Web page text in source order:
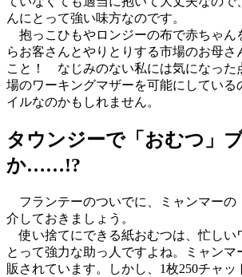
んにとって強い味方なのです。
抱っこひもやロンジーの布で赤ちゃん
らお客さんとやりとりする市場のお母さ
こと！ なじみのない私には気になった
場のワーキングマザーを可能にしている
イルなのかもしれません。
タウンジーで「おむつ」
か……!?
フランテーのついでに、ミャンマーの
介しておきましょう。
使い捨てにできる紙おむつは、忙しい
とって強力な助っ人ですよね。ミャンマ
販されています。しかし、1枚250チャッ